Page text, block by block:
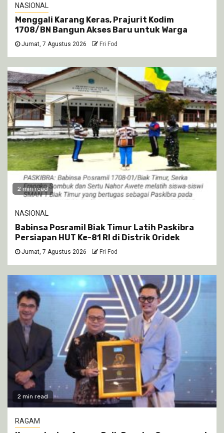
NASIONAL
Menggali Karang Keras, Prajurit Kodim
1708/BN Bangun Akses Baru untuk Warga
Jumat, 7 Agustus 2026 Fri Fod
2 min read
NASIONAL
Babinsa Posramil Biak Timur Latih Paskibra
Persiapan HUT Ke-81 RI di Distrik Oridek
Jumat, 7 Agustus 2026 Fri Fod
2 min read
RAGAM